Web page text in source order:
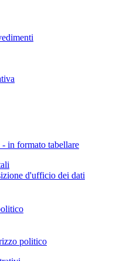
in formato tabellare
d'ufficio dei dati
politico